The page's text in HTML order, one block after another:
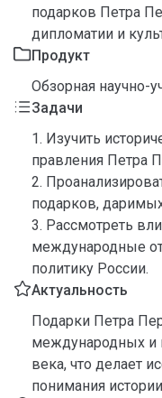
подарков Петра
дипломатии и
Продукт
Обзорная научно-
Задачи
1. Изучить
правления Петра
2.
подарков,
3. Рассмотреть
международные
политику России.
Актуальность
Подарки Петра
международных и
века, что делает
понимания